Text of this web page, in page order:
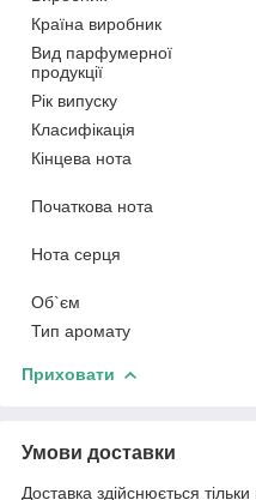
Країна виробник
Вид парфумерної
продукції
Рік випуску
Класифікація
Кінцева нота
Початкова нота
Нота серця
Об`єм
Тип аромату
Приховати
Умови доставки
Доставка здійснюється